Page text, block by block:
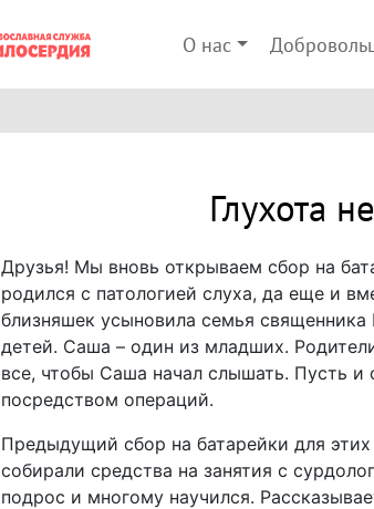
О нас
Глухота
Друзья! Мы вновь открываем сбор на
родился с патологией слуха, да еще и
близняшек усыновила семья
детей. Саша – один из младших.
все, чтобы Саша начал слышать. Пусть
посредством операций.
Предыдущий сбор на батарейки для
собирали средства на занятия с
подрос и многому научился.